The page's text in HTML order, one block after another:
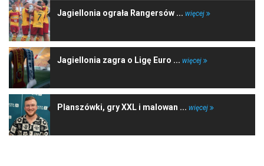
Jagiellonia ograła Rangersów ... więcej
Jagiellonia zagra o Ligę Euro ... więcej
Planszówki, gry XXL i malowan ... więcej